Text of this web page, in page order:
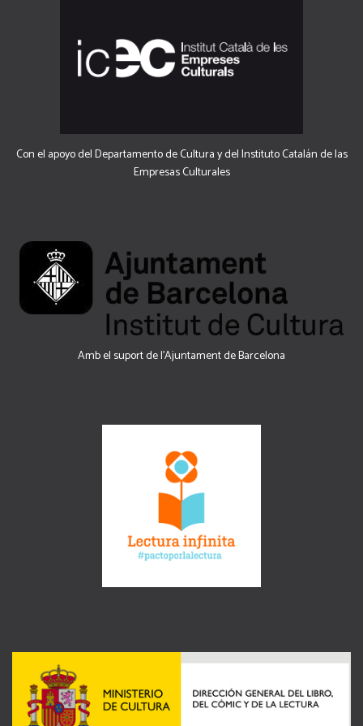
Con el apoyo del Departamento de Cultura y del Instituto Catalán de las
Empresas Culturales
Amb el suport de l’Ajuntament de Barcelona